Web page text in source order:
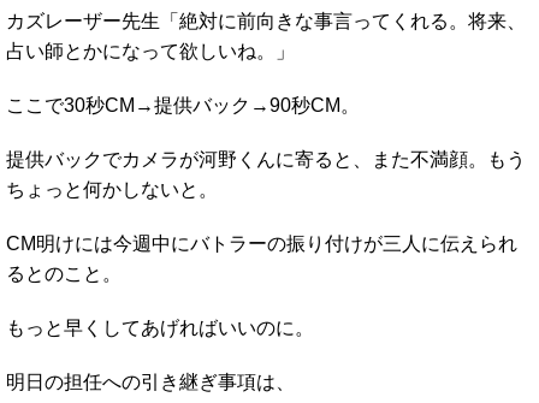
カズレーザー先生「絶対に前向きな事言ってくれる。将来、
占い師とかになって欲しいね。」
ここで30秒CM→提供バック→90秒CM。
提供バックでカメラが河野くんに寄ると、また不満顔。もう
ちょっと何かしないと。
CM明けには今週中にバトラーの振り付けが三人に伝えられ
るとのこと。
もっと早くしてあげればいいのに。
明日の担任への引き継ぎ事項は、